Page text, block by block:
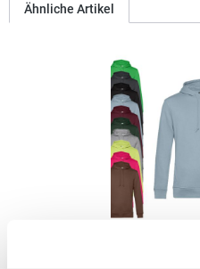
Ähnliche Artikel